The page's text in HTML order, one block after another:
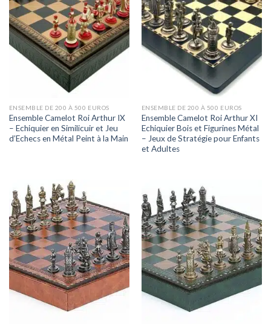
ENSEMBLE DE 200 À 500 EUROS
Ensemble Camelot Roi Arthur IX
– Echiquier en Similicuir et Jeu
d’Echecs en Métal Peint à la Main
ENSEMBLE DE 200 À 500 EUROS
Ensemble Camelot Roi Arthur XI
Echiquier Bois et Figurines Métal
– Jeux de Stratégie pour Enfants
et Adultes